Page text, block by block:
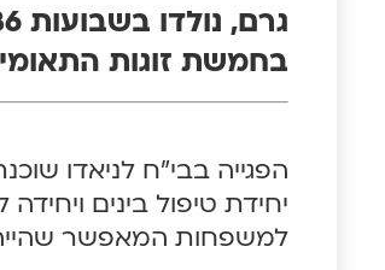
בחמשת זוגות
הפגייה בבי"ח לניאדו
יחידת טיפול בינים
למשפחות המאפשר